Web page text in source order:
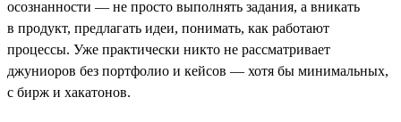
осознанности — не просто выполнять задания, а вникать
в продукт, предлагать идеи, понимать, как работают
процессы. Уже практически никто не рассматривает
джуниоров без портфолио и кейсов — хотя бы минимальных,
с бирж и хакатонов.